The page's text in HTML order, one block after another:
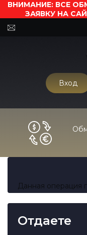
ВНИМАНИЕ: ВСЕ
ЗАЯВКУ НА
Вход
Данная операция
Отдаете